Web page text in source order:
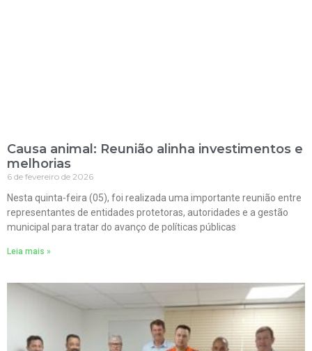
Causa animal: Reunião alinha investimentos e
melhorias
6 de fevereiro de 2026
Nesta quinta-feira (05), foi realizada uma importante reunião entre
representantes de entidades protetoras, autoridades e a gestão
municipal para tratar do avanço de políticas públicas
Leia mais »